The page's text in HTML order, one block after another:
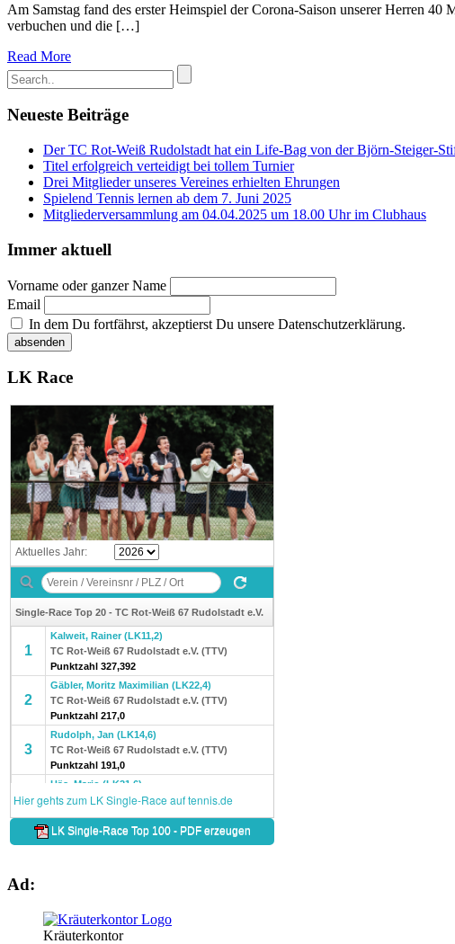
Am Samstag fand des erster Heimspiel der Corona-Saison unserer Herren
verbuchen und die […]
Read More
Neueste Beiträge
Der TC Rot-Weiß Rudolstadt hat ein Life-Bag von der Björn-Steiger-
Titel erfolgreich verteidigt bei tollem Turnier
Drei Mitglieder unseres Vereines erhielten Ehrungen
Spielend Tennis lernen ab dem 7. Juni 2025
Mitgliederversammlung am 04.04.2025 um 18.00 Uhr im Clubhaus
Immer aktuell
Vorname oder ganzer Name
Email
In dem Du fortfährst, akzeptierst Du unsere Datenschutzerklärung.
LK Race
Ad:
Kräuterkontor